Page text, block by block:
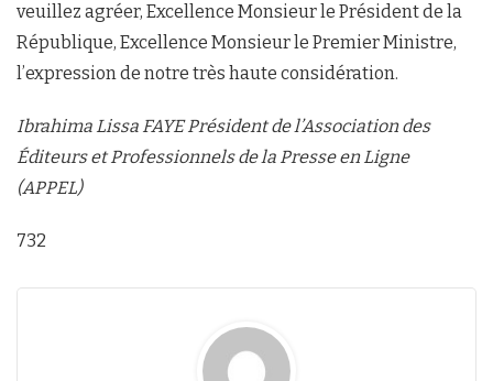
veuillez agréer, Excellence Monsieur le Président de la
République, Excellence Monsieur le Premier Ministre,
l’expression de notre très haute considération.
Ibrahima Lissa FAYE Président de l’Association des
Éditeurs et Professionnels de la Presse en Ligne
(APPEL)
732